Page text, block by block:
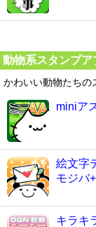
動物系スタンプア
かわいい動物たちの
miniア
絵文字
モジバ
キラキ